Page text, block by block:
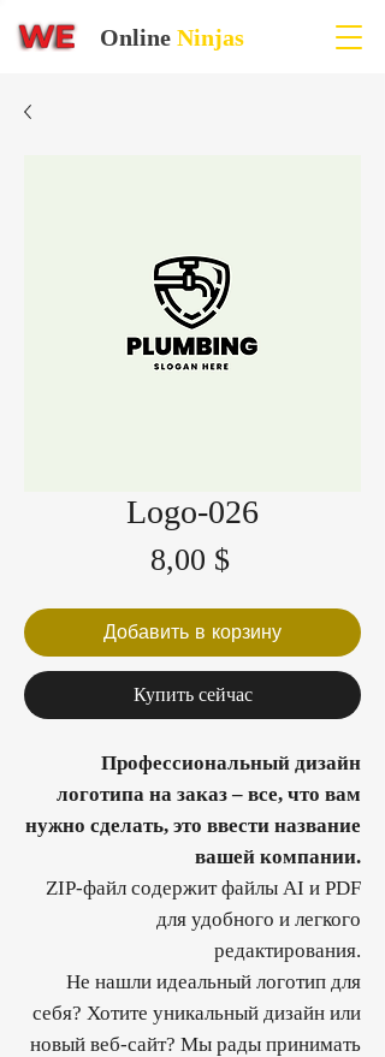
Online Ninjas
Logo-026
8,00 $Цена
Добавить в корзину
Купить сейчас
Профессиональный дизайн
логотипа на заказ – все, что вам
нужно сделать, это ввести название
вашей компании.
ZIP-файл содержит файлы AI и PDF
для удобного и легкого
редактирования.
Не нашли идеальный логотип для
себя? Хотите уникальный дизайн или
новый веб-сайт? Мы рады принимать